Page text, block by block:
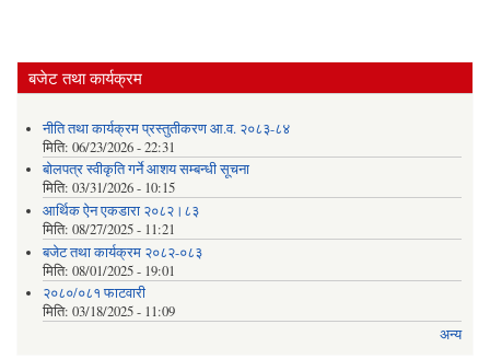
बजेट तथा कार्यक्रम
नीति तथा कार्यक्रम प्रस्तुतीकरण आ.व. २०८३-८४
मिति: 06/23/2026 - 22:31
बोलपत्र स्वीकृति गर्ने आशय सम्बन्धी सूचना
मिति: 03/31/2026 - 10:15
आर्थिक ऐन एकडारा २०८२।८३
मिति: 08/27/2025 - 11:21
बजेट तथा कार्यक्रम २०८२-०८३
मिति: 08/01/2025 - 19:01
२०८०/०८१ फाटवारी
मिति: 03/18/2025 - 11:09
अन्य